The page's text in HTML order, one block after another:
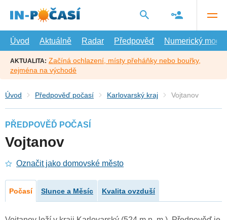
hlavní
Úvod
Aktuálně Radar Předpověď Numerický model
AKTUALITA: Začíná ochlazení, místy přeháňky nebo bouřky,
zejména na východě
Úvod Předpověď počasí Karlovarský kraj Vojtanov
PŘEDPOVĚĎ POČASÍ
Vojtanov
Označit jako domovské město
Počasí Slunce a Měsíc Kvalita ovzduší